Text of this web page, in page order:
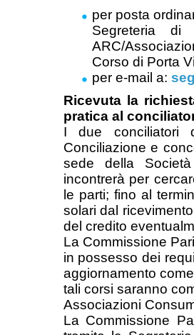
per posta
Segreteria di
ARC/
Corso di Porta
per e-mail a:
Ricevuta la
pratica al
I due conciliatori
Conciliazione e
sede della
incontrerà per
le parti; fino al
solari dal
del credito
La Commissione
in possesso dei
aggiornamento
tali corsi saranno
Associazioni
La Commissione